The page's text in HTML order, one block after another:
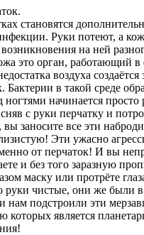
становятся
Руки потеют, а
на ней
это орган, работающий
воздуха
Бактерии в такой среде
начинается просто
с руки перчатку и
вы заносите все эти
Эти ужасно
от перчаток! И вы
и без того заразную
маску или протрёте
руки чистые, они же были
нам подстроили эти
которых является